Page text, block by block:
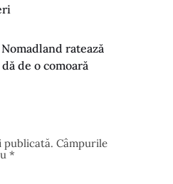
ratează
de o comoară
publicată. Câmpurile
*